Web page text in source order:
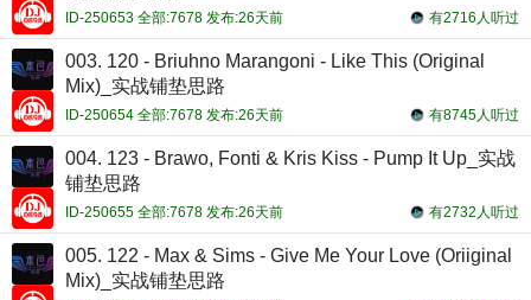
有2716人听过
ID-250653 全部:7678 发布:26天前
003. 120 - Briuhno Marangoni - Like This (Original
Mix)_实战铺垫思路
有8745人听过
ID-250654 全部:7678 发布:26天前
004. 123 - Brawo, Fonti & Kris Kiss - Pump It Up_实战
铺垫思路
有2732人听过
ID-250655 全部:7678 发布:26天前
005. 122 - Max & Sims - Give Me Your Love (Oriiginal
Mix)_实战铺垫思路